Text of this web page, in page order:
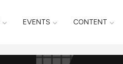
EVENTS CONTENT